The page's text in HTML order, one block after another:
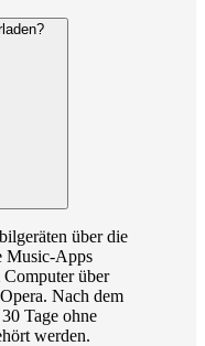
über die
Music-Apps
über
Nach dem
Tage ohne
werden.